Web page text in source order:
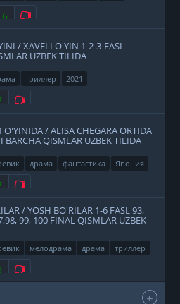
Не нравится
/ XAVFLI O'YIN 1-2-3-FASL
UZBEK TILIDA
триллер 2021
Не нравится
/ ALISA CHEGARA ORTIDA
BARCHA QISMLAR UZBEK TILIDA
драма фантастика
Япония
Не нравится
/ YOSH BO'RILAR 1-6 FASL 93,
99, 100 FINAL QISMLAR UZBEK
мелодрама драма
триллер
2011
Не нравится